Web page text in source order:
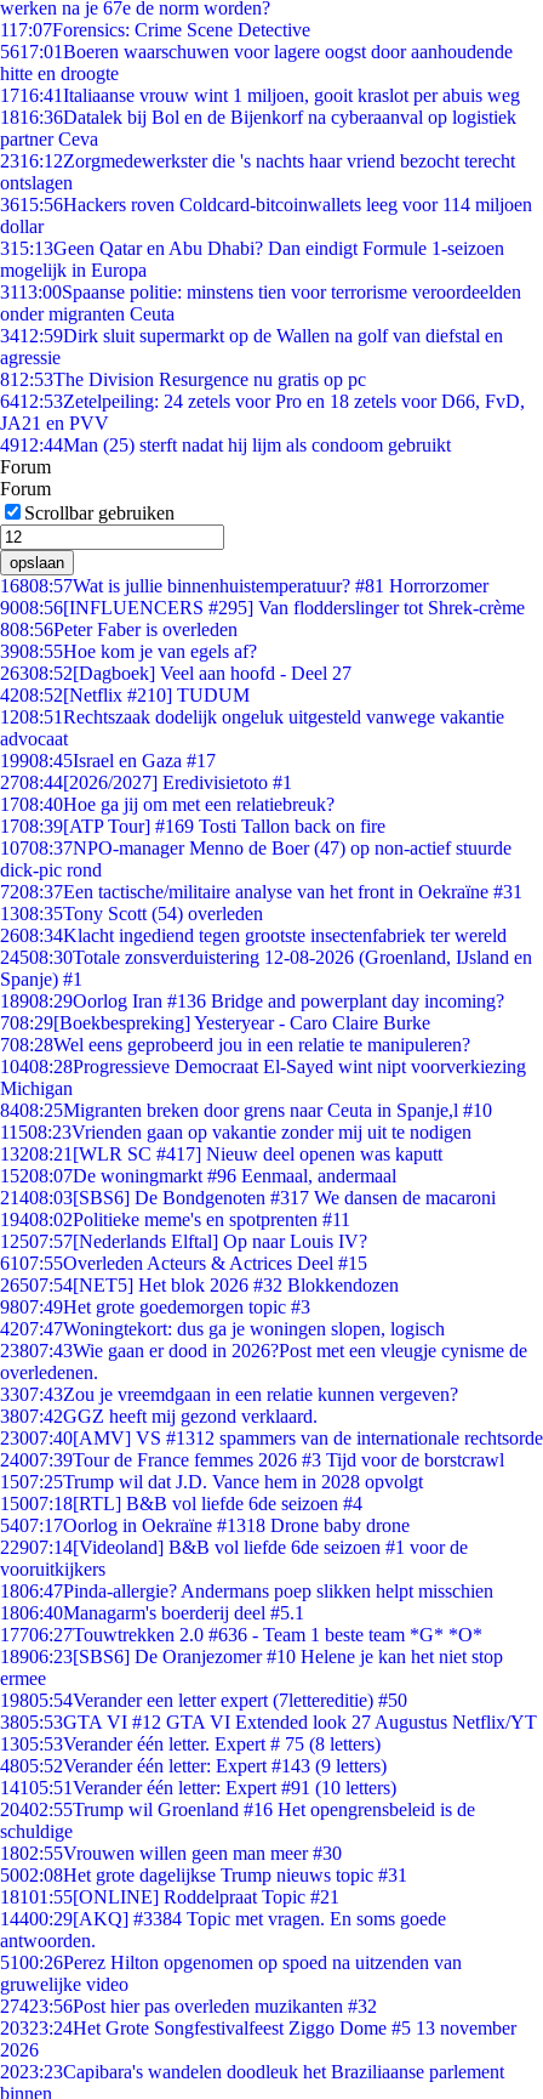
werken na je 67e de norm worden?
117:07Forensics: Crime Scene Detective
5617:01Boeren waarschuwen voor lagere oogst door aanhoudende
hitte en droogte
1716:41Italiaanse vrouw wint 1 miljoen, gooit kraslot per abuis weg
1816:36Datalek bij Bol en de Bijenkorf na cyberaanval op logistiek
partner Ceva
2316:12Zorgmedewerkster die 's nachts haar vriend bezocht terecht
ontslagen
3615:56Hackers roven Coldcard-bitcoinwallets leeg voor 114 miljoen
dollar
315:13Geen Qatar en Abu Dhabi? Dan eindigt Formule 1-seizoen
mogelijk in Europa
3113:00Spaanse politie: minstens tien voor terrorisme veroordeelden
onder migranten Ceuta
3412:59Dirk sluit supermarkt op de Wallen na golf van diefstal en
agressie
812:53The Division Resurgence nu gratis op pc
6412:53Zetelpeiling: 24 zetels voor Pro en 18 zetels voor D66, FvD,
JA21 en PVV
4912:44Man (25) sterft nadat hij lijm als condoom gebruikt
Forum
Forum
Scrollbar gebruiken
opslaan
16808:57Wat is jullie binnenhuistemperatuur? #81 Horrorzomer
9008:56[INFLUENCERS #295] Van flodderslinger tot Shrek-crème
808:56Peter Faber is overleden
3908:55Hoe kom je van egels af?
26308:52[Dagboek] Veel aan hoofd - Deel 27
4208:52[Netflix #210] TUDUM
1208:51Rechtszaak dodelijk ongeluk uitgesteld vanwege vakantie
advocaat
19908:45Israel en Gaza #17
2708:44[2026/2027] Eredivisietoto #1
1708:40Hoe ga jij om met een relatiebreuk?
1708:39[ATP Tour] #169 Tosti Tallon back on fire
10708:37NPO-manager Menno de Boer (47) op non-actief stuurde
dick-pic rond
7208:37Een tactische/militaire analyse van het front in Oekraïne #31
1308:35Tony Scott (54) overleden
2608:34Klacht ingediend tegen grootste insectenfabriek ter wereld
24508:30Totale zonsverduistering 12-08-2026 (Groenland, IJsland en
Spanje) #1
18908:29Oorlog Iran #136 Bridge and powerplant day incoming?
708:29[Boekbespreking] Yesteryear - Caro Claire Burke
708:28Wel eens geprobeerd jou in een relatie te manipuleren?
10408:28Progressieve Democraat El-Sayed wint nipt voorverkiezing
Michigan
8408:25Migranten breken door grens naar Ceuta in Spanje,l #10
11508:23Vrienden gaan op vakantie zonder mij uit te nodigen
13208:21 [WLR SC #417] Nieuw deel openen was kaputt
15208:07De woningmarkt #96 Eenmaal, andermaal
21408:03[SBS6] De Bondgenoten #317 We dansen de macaroni
19408:02Politieke meme's en spotprenten #11
12507:57[Nederlands Elftal] Op naar Louis IV?
6107:55Overleden Acteurs & Actrices Deel #15
26507:54[NET5] Het blok 2026 #32 Blokkendozen
9807:49Het grote goedemorgen topic #3
4207:47Woningtekort: dus ga je woningen slopen, logisch
23807:43Wie gaan er dood in 2026?Post met een vleugje cynisme de
overledenen.
3307:43Zou je vreemdgaan in een relatie kunnen vergeven?
3807:42GGZ heeft mij gezond verklaard.
23007:40[AMV] VS #1312 spammers van de internationale rechtsorde
24007:39Tour de France femmes 2026 #3 Tijd voor de borstcrawl
1507:25Trump wil dat J.D. Vance hem in 2028 opvolgt
15007:18[RTL] B&B vol liefde 6de seizoen #4
5407:17Oorlog in Oekraïne #1318 Drone baby drone
22907:14[Videoland] B&B vol liefde 6de seizoen #1 voor de
vooruitkijkers
1806:47Pinda-allergie? Andermans poep slikken helpt misschien
1806:40Managarm's boerderij deel #5.1
17706:27Touwtrekken 2.0 #636 - Team 1 beste team *G* *O*
18906:23[SBS6] De Oranjezomer #10 Helene je kan het niet stop
ermee
19805:54Verander een letter expert (7lettereditie) #50
3805:53GTA VI #12 GTA VI Extended look 27 Augustus Netflix/YT
1305:53Verander één letter. Expert # 75 (8 letters)
4805:52Verander één letter: Expert #143 (9 letters)
14105:51Verander één letter: Expert #91 (10 letters)
20402:55Trump wil Groenland #16 Het opengrensbeleid is de
schuldige
1802:55Vrouwen willen geen man meer #30
5002:08Het grote dagelijkse Trump nieuws topic #31
18101:55[ONLINE] Roddelpraat Topic #21
14400:29[AKQ] #3384 Topic met vragen. En soms goede
antwoorden.
5100:26Perez Hilton opgenomen op spoed na uitzenden van
gruwelijke video
27423:56Post hier pas overleden muzikanten #32
20323:24Het Grote Songfestivalfeest Ziggo Dome #5 13 november
2026
2023:23Capibara's wandelen doodleuk het Braziliaanse parlement
binnen